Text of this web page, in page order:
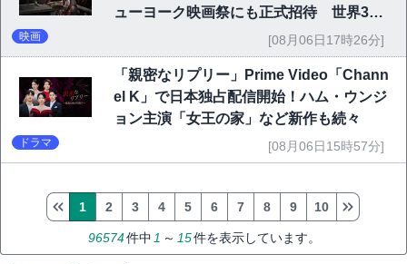
ューヨーク映画祭にも正式招待 世界3大
映画祭で快挙｜Netflix映画
映画 [08月06日17時26分]
「親密なリプリー」Prime Video「Chann
el K」で日本独占配信開始！ハム・ウンジ
ョン主演「女王の家」など新作も続々
ドラマ [08月06日15時57分]
96574件中 1 ～ 15件を表示しています。
1 2 3 4 5 6 7 8 9 10